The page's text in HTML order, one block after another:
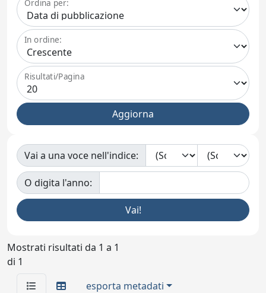
Ordina per:
In ordine:
Risultati/Pagina
Vai a una voce nell'indice:
O digita l'anno:
Mostrati risultati da 1 a 1
di 1
esporta metadati